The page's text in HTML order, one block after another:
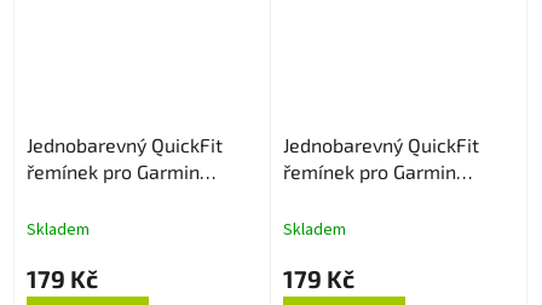
Jednobarevný QuickFit
řemínek pro Garmin
Skladem
179 Kč
Jednobarevný QuickFit
řemínek pro Garmin
Skladem
179 Kč